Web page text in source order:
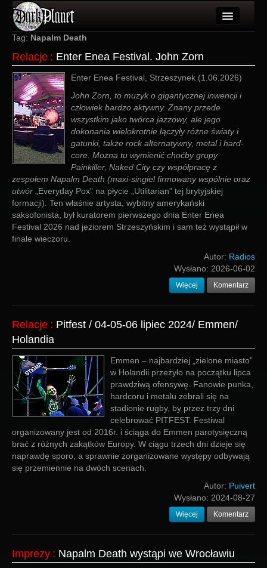
Artykuły
Użytkownicy
Wydarzenia
Galeria
Forum
Więcej
Login
Tag: Napalm Death
Relacje : Enter Enea Festival. John Zorn
Enter Enea Festival, Strzeszynek (1.06.2026)
John Zorn, to muzyk o gigantycznej inwencji i
człowiek bardzo aktywny. Znany przede
wszystkim jako twórca jazzowy, ale jego
dokonania wielokrotnie łączyły różne światy i
gatunki, także rock alternatywny, metal i hard-
core. Można tu wymienić choćby grupy
Painkiller, Naked City czy współpracę z
zespołem Napalm Death (maxi-singiel firmowany wspólnie oraz
utwór
„Everyday Pox” na płycie „Utilitarian” tej brytyjskiej
formacji). Ten właśnie artysta, wybitny amerykański
saksofonista, był kuratorem pierwszego dnia Enter Enea
Festival 2026 nad jeziorem Strzeszyńskim i sam też wystąpił w
finale wieczoru.
Autor: Radios
Wysłano: 2026-06-02
Więcej Komentarz
Relacje : Pitfest / 04-05-06 lipiec 2024/ Emmen/
Holandia
Emmen – najbardziej „zielone miasto”
w Holandii przeżyło na początku lipca
prawdziwą ofensywę. Fanowie punka,
hardcoru i metalu zebrali się na
stadionie rugby, by przez trzy dni
celebrować PITFEST. Festiwal
organizowany jest od 2016r. i ściąga do Emmen parotysięczną
brać z różnych zakątków Europy. W ciągu trzech dni dzieje się
naprawdę sporo, a sprawnie zorganizowane występy odbywają
się przemiennie na dwóch scenach.
Autor: Puivert
Wysłano: 2024-08-27
Więcej Komentarz
Imprezy : Napalm Death wystąpi we Wrocławiu